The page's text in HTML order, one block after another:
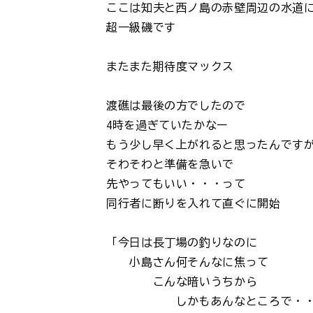
ここは知夫と西ノ島の赤壁周辺の水道
超一級磯です
またまた期待度マックス
渡礁は最後の方でしたので
4時を過ぎていたかなー
もう少し早く上がれると思ったんです
そわそわと準備を急いで
先やってもいい・・・って
同行者に断りを入れて直ぐに開始
「今日は長丁場の釣りなのに
小島さん何そんなに焦って
こんな暗いうちから
しかもあんなところで・・